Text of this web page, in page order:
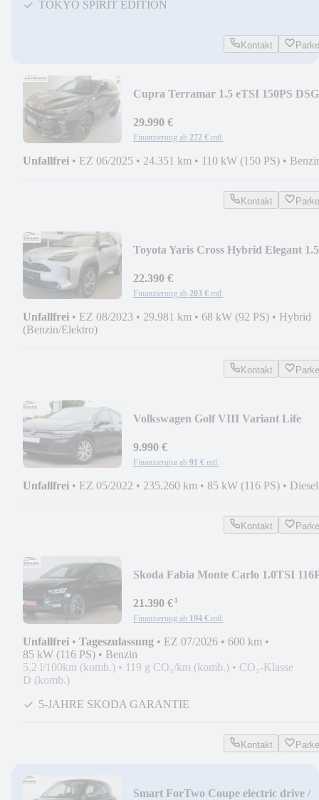
TOKYO SPIRIT EDITION
Kontakt
Cupra Terramar 1.5 eTSI 150PS DSG
29.990 €
Finanzierung ab 272 € mtl.
Unfallfrei • EZ 06/2025 • 24.351 km • 110 kW (150 PS) •
Kontakt
Toyota Yaris Cross Hybrid Elegant 1.5
22.390 €
Finanzierung ab 203 € mtl.
Unfallfrei • EZ 08/2023 • 29.981 km • 68 kW (92 PS) • Hybrid
(Benzin/Elektro)
Kontakt
Volkswagen Golf VIII Variant Life
9.990 €
Finanzierung ab 91 € mtl.
Unfallfrei • EZ 05/2022 • 235.260 km • 85 kW (116 PS) • Diesel
Kontakt
Skoda Fabia Monte Carlo 1.0TSI
21.390 €¹
Finanzierung ab 194 € mtl.
Unfallfrei • Tageszulassung • EZ 07/2026 • 600 km •
85 kW (116 PS) • Benzin
5,2 l/100km (komb.) • 119 g CO₂/km (komb.) • CO₂-Klasse
D (komb.)
5-JAHRE SKODA GARANTIE
Kontakt
Smart ForTwo Coupe electric drive /